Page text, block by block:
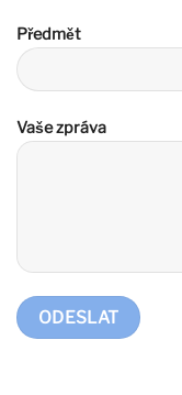
Předmět
Vaše zpráva